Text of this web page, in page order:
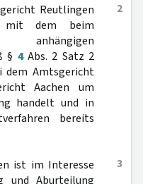
2
Reutlingen
mit dem beim
§ 4Abs. 2 Satz 2
dem Amtsgericht
Aachen um
handelt und in
bereits
3
ist im Interesse
und Aburteilung